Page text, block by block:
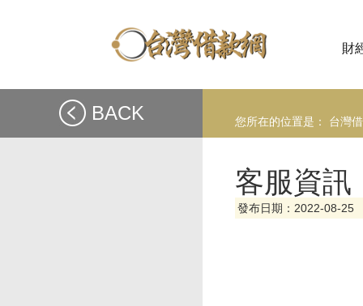
財
BACK 您所在的位置是： 台灣
客服資訊
發布日期：2022-08-25